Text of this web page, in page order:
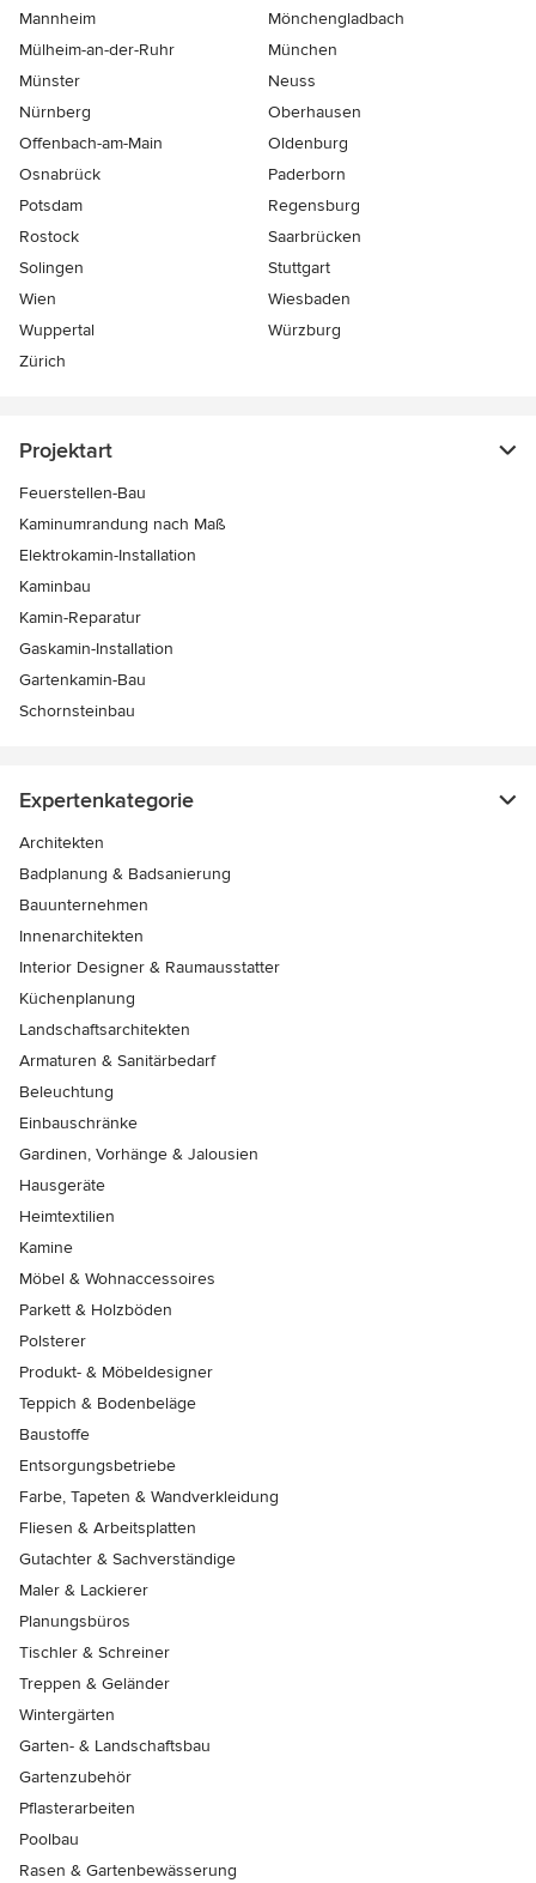
Mannheim
Mönchen­gladbach
Mülheim-an-der-Ruhr
München
Münster
Neuss
Nürnberg
Oberhausen
Offenbach-am-Main
Oldenburg
Osnabrück
Paderborn
Potsdam
Regensburg
Rostock
Saarbrücken
Solingen
Stuttgart
Wien
Wiesbaden
Wuppertal
Würzburg
Zürich
Projektart
Feuerstellen-Bau
Kaminumrandung nach Maß
Elektrokamin-Installation
Kaminbau
Kamin-Reparatur
Gaskamin-Installation
Gartenkamin-Bau
Schornsteinbau
Expertenkategorie
Architekten
Badplanung & Badsanierung
Bauunternehmen
Innenarchitekten
Interior Designer & Raumausstatter
Küchenplanung
Landschaftsarchitekten
Armaturen & Sanitärbedarf
Beleuchtung
Einbauschränke
Gardinen, Vorhänge & Jalousien
Hausgeräte
Heimtextilien
Kamine
Möbel & Wohnaccessoires
Parkett & Holzböden
Polsterer
Produkt- & Möbeldesigner
Teppich & Bodenbeläge
Baustoffe
Entsorgungsbetriebe
Farbe, Tapeten & Wandverkleidung
Fliesen & Arbeitsplatten
Gutachter & Sachverständige
Maler & Lackierer
Planungsbüros
Tischler & Schreiner
Treppen & Geländer
Wintergärten
Garten- & Landschaftsbau
Gartenzubehör
Pflasterarbeiten
Poolbau
Rasen & Gartenbewässerung